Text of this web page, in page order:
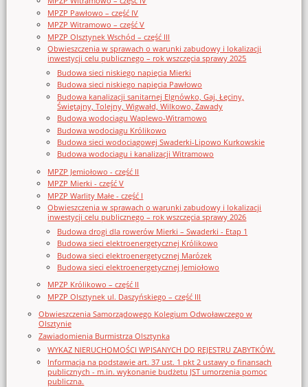
MPZP Pawłowo – część IV
MPZP Witramowo – część V
MPZP Olsztynek Wschód – część III
Obwieszczenia w sprawach o warunki zabudowy i lokalizacji
inwestycji celu publicznego – rok wszczęcia sprawy 2025
Budowa sieci niskiego napięcia Mierki
Budowa sieci niskiego napięcia Pawłowo
Budowa kanalizacji sanitarnej Elgnówko, Gaj, Łęciny,
Świętajny, Tolejny, Wigwałd, Wilkowo, Zawady
Budowa wodociągu Waplewo-Witramowo
Budowa wodociągu Królikowo
Budowa sieci wodociągowej Swaderki-Lipowo Kurkowskie
Budowa wodociągu i kanalizacji Witramowo
MPZP Jemiołowo - część II
MPZP Mierki - część V
MPZP Warlity Małe - część I
Obwieszczenia w sprawach o warunki zabudowy i lokalizacji
inwestycji celu publicznego – rok wszczęcia sprawy 2026
Budowa drogi dla rowerów Mierki – Swaderki - Etap 1
Budowa sieci elektroenergetycznej Królikowo
Budowa sieci elektroenergetycznej Marózek
Budowa sieci elektroenergetycznej Jemiołowo
MPZP Królikowo – część II
MPZP Olsztynek ul. Daszyńskiego – część III
Obwieszczenia Samorządowego Kolegium Odwoławczego w
Olsztynie
Zawiadomienia Burmistrza Olsztynka
WYKAZ NIERUCHOMOŚCI WPISANYCH DO REJESTRU ZABYTKÓW.
Informacja na podstawie art. 37 ust. 1 pkt 2 ustawy o finansach
publicznych - m.in. wykonanie budżetu JST umorzenia pomoc
publiczna.